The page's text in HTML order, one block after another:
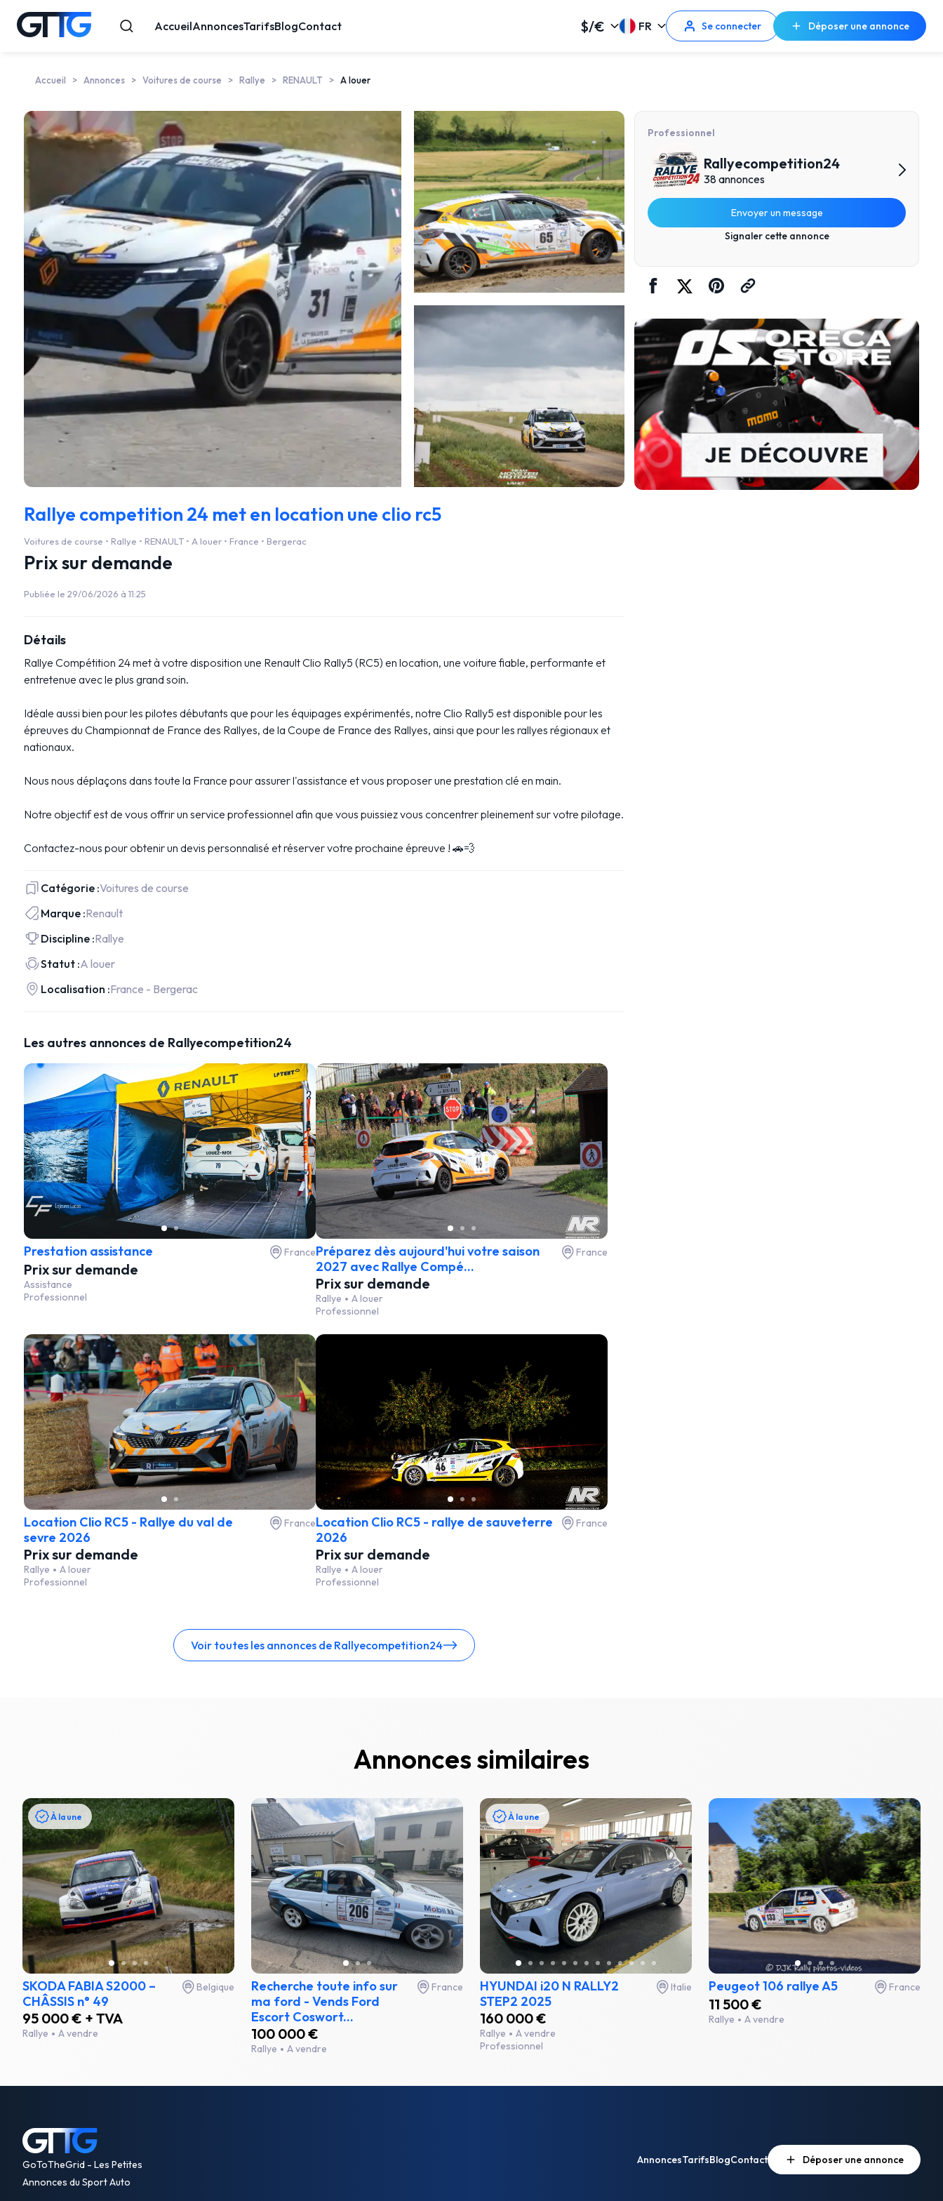
AccueilAnnoncesTarifsBlogContact $/€ FR Se connecter Déposer une annonce
Accueil Annonces Voitures de course Rallye RENAULT A louer
Rallye competition 24 met en location une clio rc5
Voitures de course • Rallye • RENAULT • A louer • France • Bergerac
Prix sur demande
Publiée le 29/06/2026 à 11:25
Détails
Rallye Compétition 24 met à votre disposition une Renault Clio Rally5 (RC5) en location, une voiture fiable, performante et
entretenue avec le plus grand soin.
Idéale aussi bien pour les pilotes débutants que pour les équipages expérimentés, notre Clio Rally5 est disponible pour les
épreuves du Championnat de France des Rallyes, de la Coupe de France des Rallyes, ainsi que pour les rallyes régionaux et
nationaux.
Nous nous déplaçons dans toute la France pour assurer l'assistance et vous proposer une prestation clé en main.
Notre objectif est de vous offrir un service professionnel afin que vous puissiez vous concentrer pleinement sur votre pilotage.
Contactez-nous pour obtenir un devis personnalisé et réserver votre prochaine épreuve ! 🚗💨
Catégorie :Voitures de course
Marque :Renault
Discipline :Rallye
Statut :A louer
Localisation :France - Bergerac
Les autres annonces de Rallyecompetition24
Prestation assistance France
Prix sur demande
Assistance
Professionnel
Préparez dès aujourd'hui votre saison
2027 avec Rallye Compé...
France
Prix sur demande
Rallye
A louer
Professionnel
Location Clio RC5 - Rallye du val de
sevre 2026
France
Prix sur demande
Rallye
A louer
Professionnel
Location Clio RC5 - rallye de sauveterre
2026
France
Prix sur demande
Rallye
A louer
Professionnel
Voir toutes les annonces de Rallyecompetition24
Professionnel
Rallyecompetition24
38 annonces
Envoyer un message
Signaler cette annonce
Annonces similaires
À la une
SKODA FABIA S2000 –
CHÂSSIS n° 49
Belgique
95 000 € + TVA
Rallye A vendre
Recherche toute info sur
ma ford - Vends Ford
Escort Coswort...
France
100 000 €
Rallye A vendre
À la une
HYUNDAI i20 N RALLY2
STEP2 2025
Italie
160 000 €
Rallye
A vendre
Professionnel
Peugeot 106 rallye A5 France
11 500 €
Rallye A vendre
GoToTheGrid - Les Petites
Annonces du Sport Auto
AnnoncesTarifsBlogContact Déposer une annonce